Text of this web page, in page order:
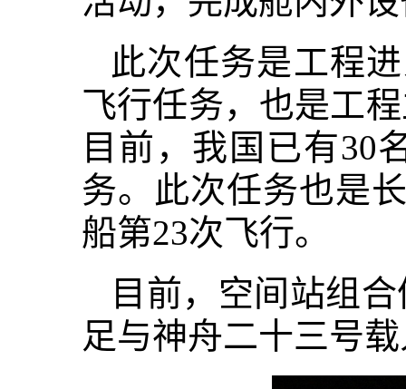
此次任务是工程
飞行任务，也是工
目前，我国已有30
务。此次任务也是
船第23次飞行。
目前，空间站组
足与神舟二十三号